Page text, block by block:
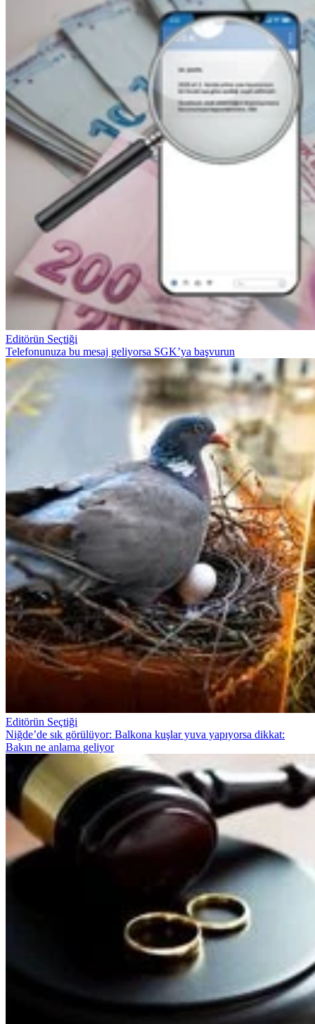
Editörün Seçtiği
Telefonunuza bu mesaj geliyorsa SGK’ya başvurun
Editörün Seçtiği
Niğde’de sık görülüyor: Balkona kuşlar yuva yapıyorsa dikkat:
Bakın ne anlama geliyor